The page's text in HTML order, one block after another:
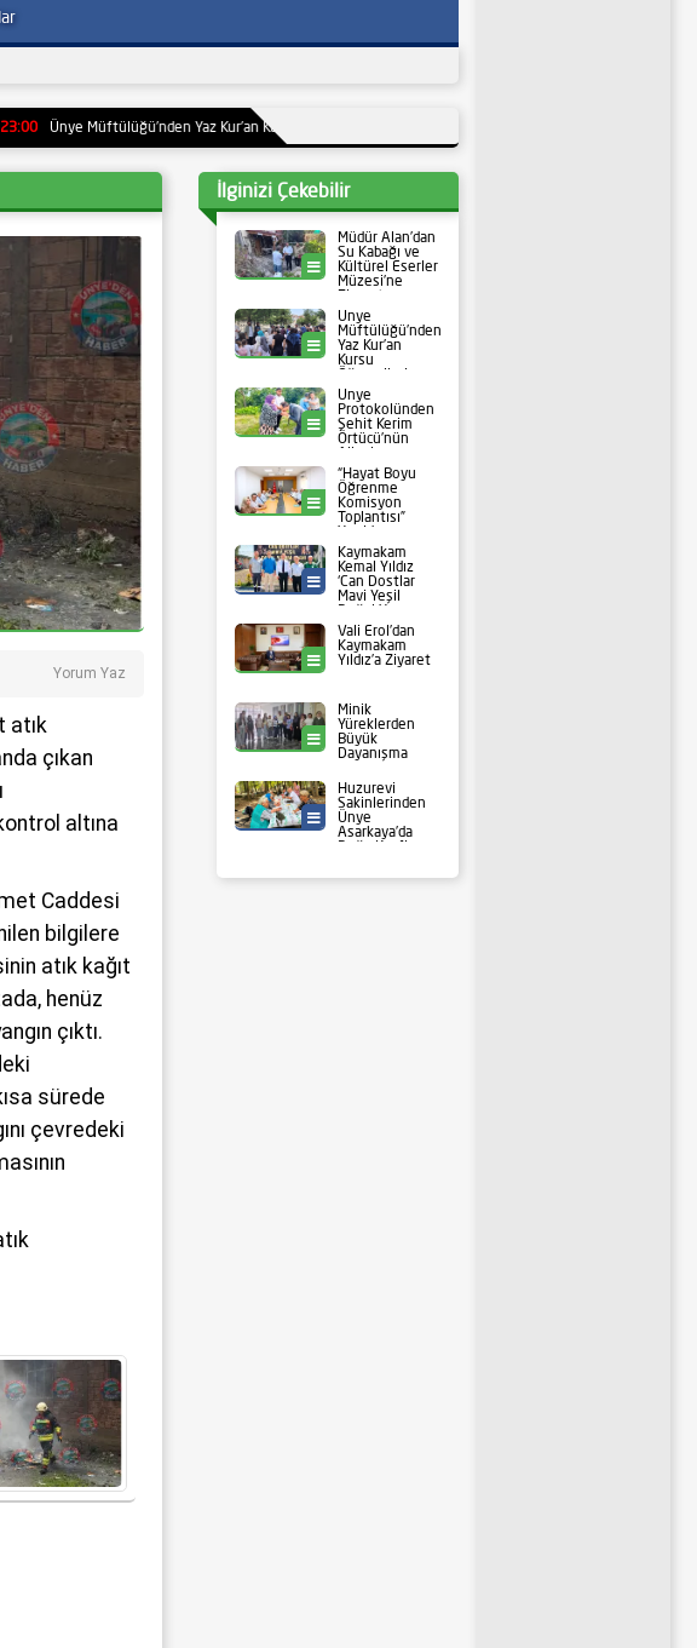
Müftülüğü’nden Yaz Kur’an Kursu Öğrencilerine Moral Pikniği ve Eğlenceli Etkinlik
Yorum Yaz
atık
çıkan
altına
Caddesi
bilgilere
atık kağıt
henüz
çıktı.
sürede
çevredeki
İlginizi Çekebilir
Ünye
Müdür Alan’dan
Su Kabağı ve
Kültürel Eserler
Müzesi’ne
Ziyaret
Ünye
Ünye
Müftülüğü’nden
Yaz Kur’an
Kursu
Öğrencilerine
Moral Pikniği ve
Eğlenceli
Etkinlik
Ünye
Ünye
Protokolünden
Şehit Kerim
Örtücü’nün
Ailesine ve
Kabrine Ziyaret
Ünye
“Hayat Boyu
Öğrenme
Komisyon
Toplantısı”
Yapıldı
Ünye Belediyesi
Kaymakam
Kemal Yıldız
‘Can Dostlar
Mavi Yeşil
Doğal Yaşam
Alanı’nda
İncelemelerde
Bulundu
Ünye
Vali Erol’dan
Kaymakam
Yıldız’a Ziyaret
Ünye
Minik
Yüreklerden
Büyük
Dayanışma
Yaşam
Huzurevi
Sakinlerinden
Ünye
Asarkaya’da
Doğa Keyfi